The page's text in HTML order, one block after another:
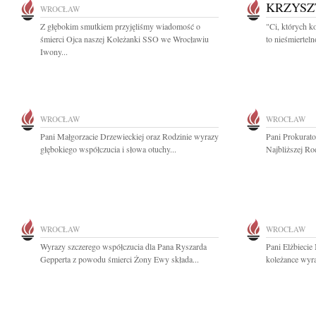
WROCŁAW
Z głębokim smutkiem przyjęliśmy wiadomość o
śmierci Ojca naszej Koleżanki SSO we Wrocławiu
Iwony...
"Ci, których
to
WROCŁAW
Pani Małgorzacie Drzewieckiej oraz Rodzinie wyrazy
głębokiego współczucia i słowa otuchy...
WROCŁAW
Pani
Najbliższej
WROCŁAW
Wyrazy szczerego współczucia dla Pana Ryszarda
Gepperta z powodu śmierci Żony Ewy składa...
WROCŁAW
Pani
koleżance